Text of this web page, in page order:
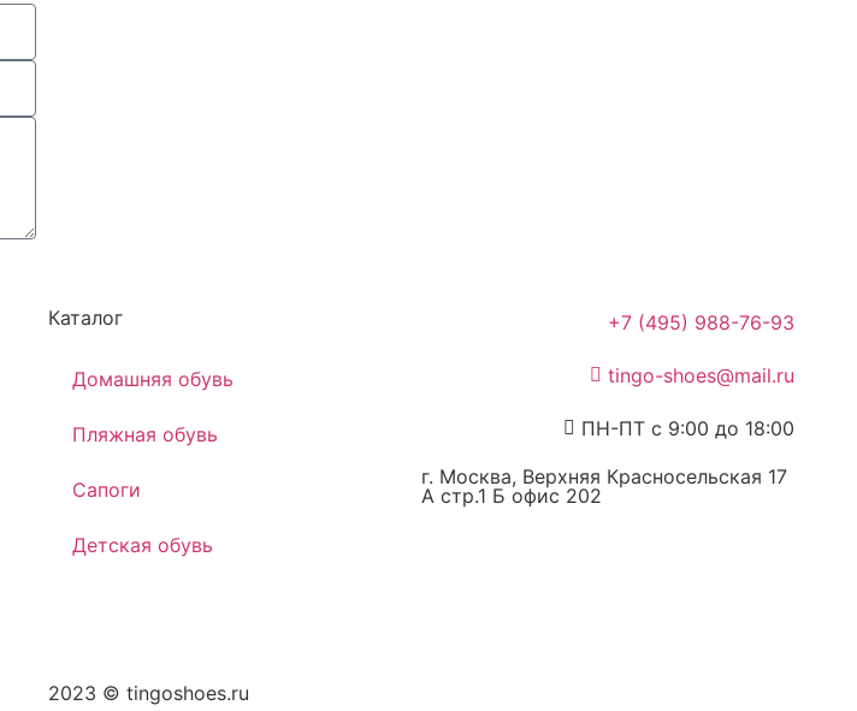
Каталог
Домашняя обувь
Пляжная обувь
Сапоги
Детская обувь
+7 (495) 988-76-93
tingo-shoes@mail.ru
ПН-ПТ с 9:00 до 18:00
г. Москва, Верхняя Красносельская 17
А стр.1 Б офис 202
2023 © tingoshoes.ru